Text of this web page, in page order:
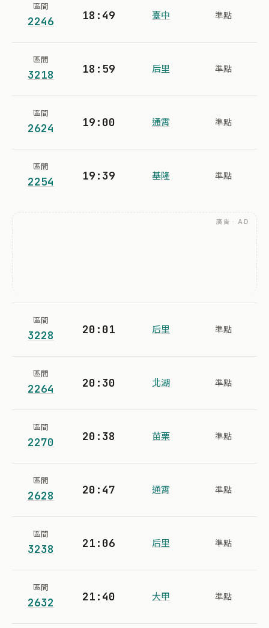
區間
2246 18:49 臺中 準點
區間
3218 18:59 后里 準點
區間
2624 19:00 通霄 準點
區間
2254 19:39 基隆 準點
廣告 · AD
區間
3228 20:01 后里 準點
區間
2264 20:30 北湖 準點
區間
2270 20:38 苗栗 準點
區間
2628 20:47 通霄 準點
區間
3238 21:06 后里 準點
區間
2632 21:40 大甲 準點